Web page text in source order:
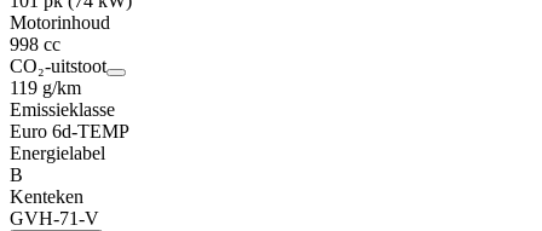
Motorinhoud
998 cc
CO₂-uitstoot
119 g/km
Emissieklasse
Euro 6d-TEMP
Energielabel
B
Kenteken
GVH-71-V